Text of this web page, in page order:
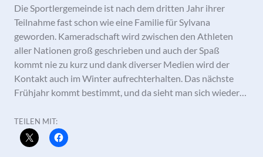
Die Sportlergemeinde ist nach dem dritten Jahr ihrer
Teilnahme fast schon wie eine Familie für Sylvana
geworden. Kameradschaft wird zwischen den Athleten
aller Nationen groß geschrieben und auch der Spaß
kommt nie zu kurz und dank diverser Medien wird der
Kontakt auch im Winter aufrechterhalten. Das nächste
Frühjahr kommt bestimmt, und da sieht man sich wieder…
TEILEN MIT: